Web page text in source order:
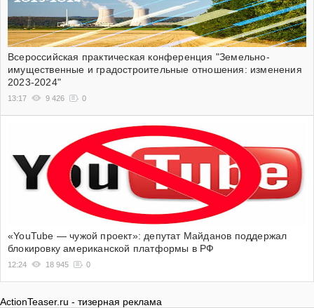
Всероссийская практическая конференция "Земельно-
имущественные и градостроительные отношения: изменения
2023-2024"
13:17 9 426 0
«YouTube — чужой проект»: депутат Майданов поддержал
блокировку американской платформы в РФ
12:24 18 945 0
ActionTeaser.ru - тизерная реклама